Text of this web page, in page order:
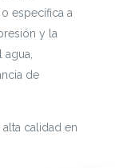
específica a
y la
de
calidad en